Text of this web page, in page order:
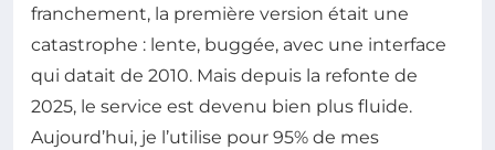
franchement, la première version était une
catastrophe : lente, buggée, avec une interface
qui datait de 2010. Mais depuis la refonte de
2025, le service est devenu bien plus fluide.
Aujourd’hui, je l’utilise pour 95% de mes